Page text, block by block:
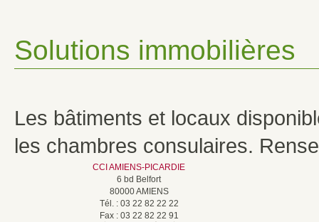
Solutions immobilières
Les bâtiments et locaux
les chambres consulaires.
CCI AMIENS-PICARDIE
6 bd Belfort
80000 AMIENS
Tél. : 03 22 82 22 22
Fax : 03 22 82 22 91